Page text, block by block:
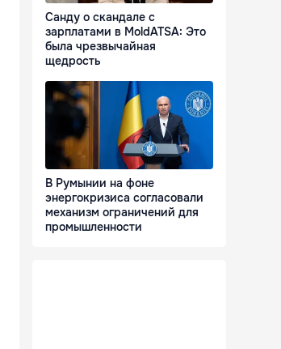
Санду о скандале с
зарплатами в MoldATSA: Это
была чрезвычайная
щедрость
В Румынии на фоне
энергокризиса согласовали
механизм ограничений для
промышленности